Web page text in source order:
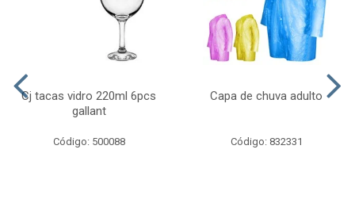
Cj tacas vidro 220ml 6pcs
gallant
Código: 500088
Capa de chuva adulto
Código: 832331